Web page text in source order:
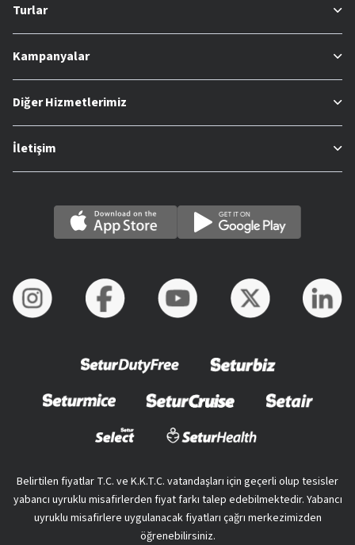
Turlar
Kampanyalar
Diğer Hizmetlerimiz
İletişim
Belirtilen fiyatlar T.C. ve K.K.T.C. vatandaşları için geçerli olup tesisler
yabancı uyruklu misafirlerden fiyat farkı talep edebilmektedir. Yabancı
uyruklu misafirlere uygulanacak fiyatları çağrı merkezimizden
öğrenebilirsiniz.